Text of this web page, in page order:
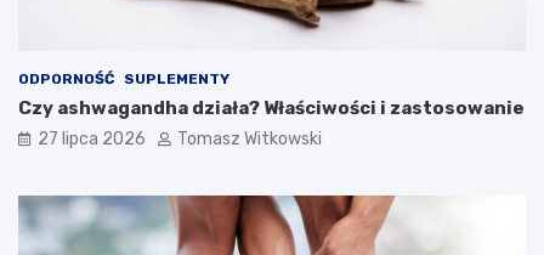
ODPORNOŚĆ SUPLEMENTY
Czy ashwagandha działa? Właściwości i zastosowanie
27 lipca 2026 Tomasz Witkowski